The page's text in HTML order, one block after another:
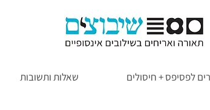
לפסיפס + חיסולים שאלות ותשובות